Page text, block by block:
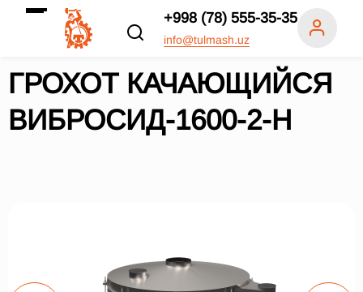
+998 (78) 555-35-35
info@tulmash.uz
ГРОХОТ КАЧАЮЩИЙСЯ
ВИБРОСИД-1600-2-Н